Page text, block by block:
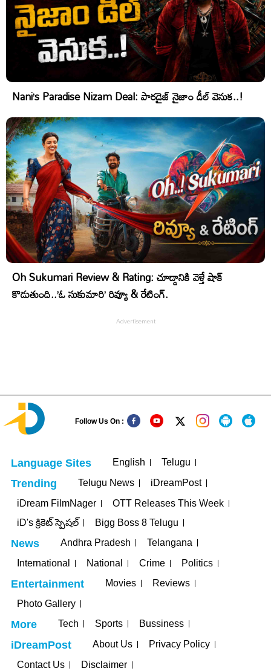
Nani’s Paradise Nizam Deal: పారడైజ్ నైజాం డీల్ వెనుక..!
Oh Sukumari Review & Rating: చూడ్డానికి వెళ్తే షాక్
కొడుతుంది..’ఓ సుకుమారి’ రివ్యూ & రేటింగ్.
Follow Us On :
Language Sites English Telugu
Trending Telugu News
iDreamPost
iDream FilmNager
OTT Releases This Week
iD's క్రికెట్ స్పెషల్
Bigg Boss 8 Telugu
News Andhra Pradesh
Telangana
International
National Crime Politics
Entertainment Movies
Reviews
Photo Gallery
More Tech Sports Bussiness
iDreamPost About Us
Privacy Policy
Contact Us
Disclaimer